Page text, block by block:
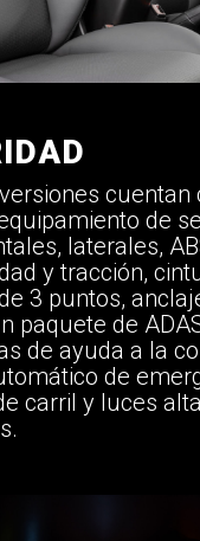
cuentan
de
laterales,
y tracción,
3 puntos,
paquete de
de ayuda a la
de
carril y luces